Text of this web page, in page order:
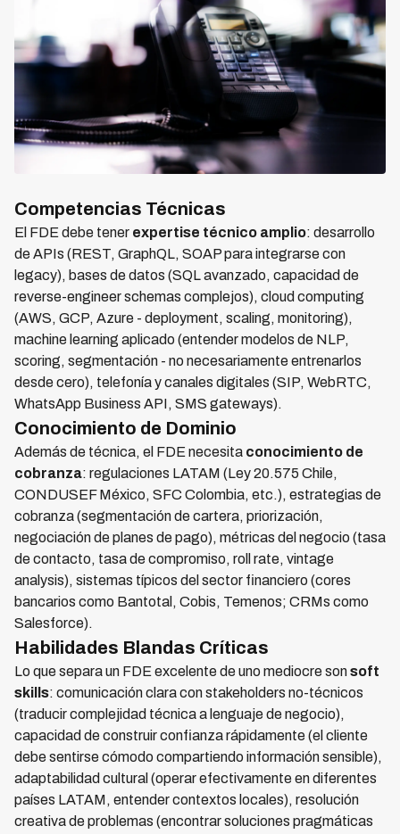
Competencias Técnicas
El FDE debe tener expertise técnico amplio: desarrollo
de APIs (REST, GraphQL, SOAP para integrarse con
legacy), bases de datos (SQL avanzado, capacidad de
reverse-engineer schemas complejos), cloud computing
(AWS, GCP, Azure - deployment, scaling, monitoring),
machine learning aplicado (entender modelos de NLP,
scoring, segmentación - no necesariamente entrenarlos
desde cero), telefonía y canales digitales (SIP, WebRTC,
WhatsApp Business API, SMS gateways).
Conocimiento de Dominio
Además de técnica, el FDE necesita conocimiento de
cobranza: regulaciones LATAM (Ley 20.575 Chile,
CONDUSEF México, SFC Colombia, etc.), estrategias de
cobranza (segmentación de cartera, priorización,
negociación de planes de pago), métricas del negocio (tasa
de contacto, tasa de compromiso, roll rate, vintage
analysis), sistemas típicos del sector financiero (cores
bancarios como Bantotal, Cobis, Temenos; CRMs como
Salesforce).
Habilidades Blandas Críticas
Lo que separa un FDE excelente de uno mediocre sonsoft
skills: comunicación clara con stakeholders no-técnicos
(traducir complejidad técnica a lenguaje de negocio),
capacidad de construir confianza rápidamente (el cliente
debe sentirse cómodo compartiendo información sensible),
adaptabilidad cultural (operar efectivamente en diferentes
países LATAM, entender contextos locales), resolución
creativa de problemas (encontrar soluciones pragmáticas